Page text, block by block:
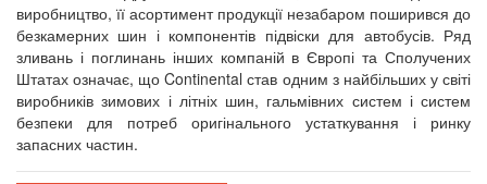
виробництво, її асортимент продукції незабаром поширився до
безкамерних шин і компонентів підвіски для автобусів. Ряд
зливань і поглинань інших компаній в Європі та Сполучених
Штатах означає, що Continental став одним з найбільших у світі
виробників зимових і літніх шин, гальмівних систем і систем
безпеки для потреб оригінального устаткування і ринку
запасних частин.